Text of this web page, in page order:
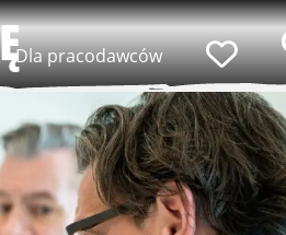
pracodawcy
Dla pracodawców